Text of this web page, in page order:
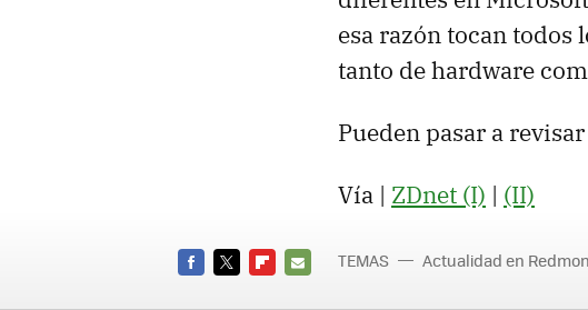
esa razón tocan todos
tanto de hardware
Pueden pasar a
Vía | ZDnet (I) | (II)
TEMAS Actualidad en